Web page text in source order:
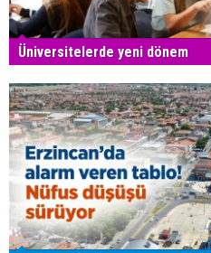
Üniversitelerde yeni dönem